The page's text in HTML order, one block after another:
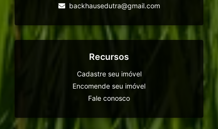
backhausedutra@gmail.com
Recursos
Cadastre seu imóvel
Encomende seu imóvel
Fale conosco